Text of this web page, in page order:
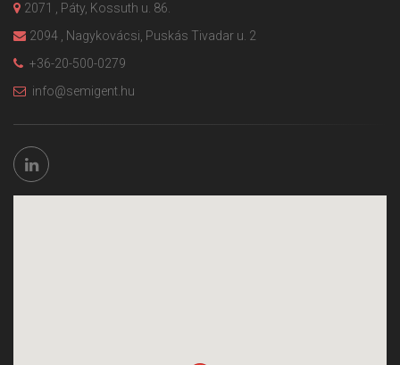
2071 , Páty, Kossuth u. 86.
2094 , Nagykovácsi, Puskás Tivadar u. 2
+36-20-500-0279
info@semigent.hu